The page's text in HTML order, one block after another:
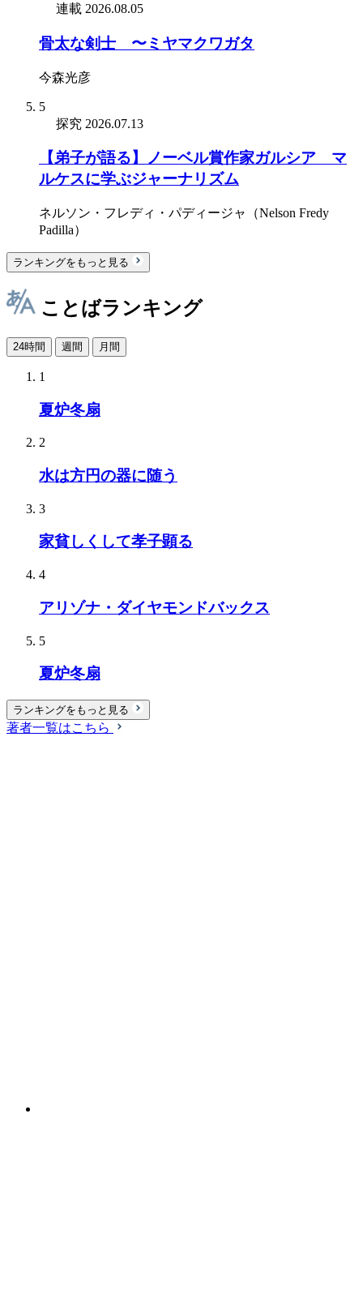
連載 2026.08.05
骨太な剣士 〜ミヤマクワガタ
今森光彦
5
探究 2026.07.13
【弟子が語る】ノーベル賞作家ガルシア゠マ
ルケスに学ぶジャーナリズム
ネルソン・フレディ・パディージャ（Nelson Fredy
Padilla）
ランキングをもっと見る
ことばランキング
24時間 週間 月間
1
夏炉冬扇
2
水は方円の器に随う
3
家貧しくして孝子顕る
4
アリゾナ・ダイヤモンドバックス
5
夏炉冬扇
ランキングをもっと見る
著者一覧はこちら